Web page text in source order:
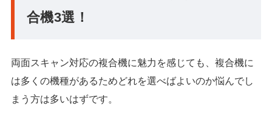
合機3選！
両面スキャン対応の複合機に魅力を感じても、複合機に
は多くの機種があるためどれを選べばよいのか悩んでし
まう方は多いはずです。